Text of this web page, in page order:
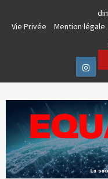
Vie Privée
Mention légale